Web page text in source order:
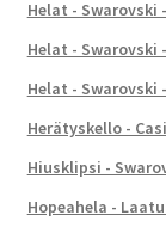
Helat - Swarovski
Helat - Swarovski
Helat - Swarovski
Herätyskello -
Hiusklipsi -
Hopeahela -